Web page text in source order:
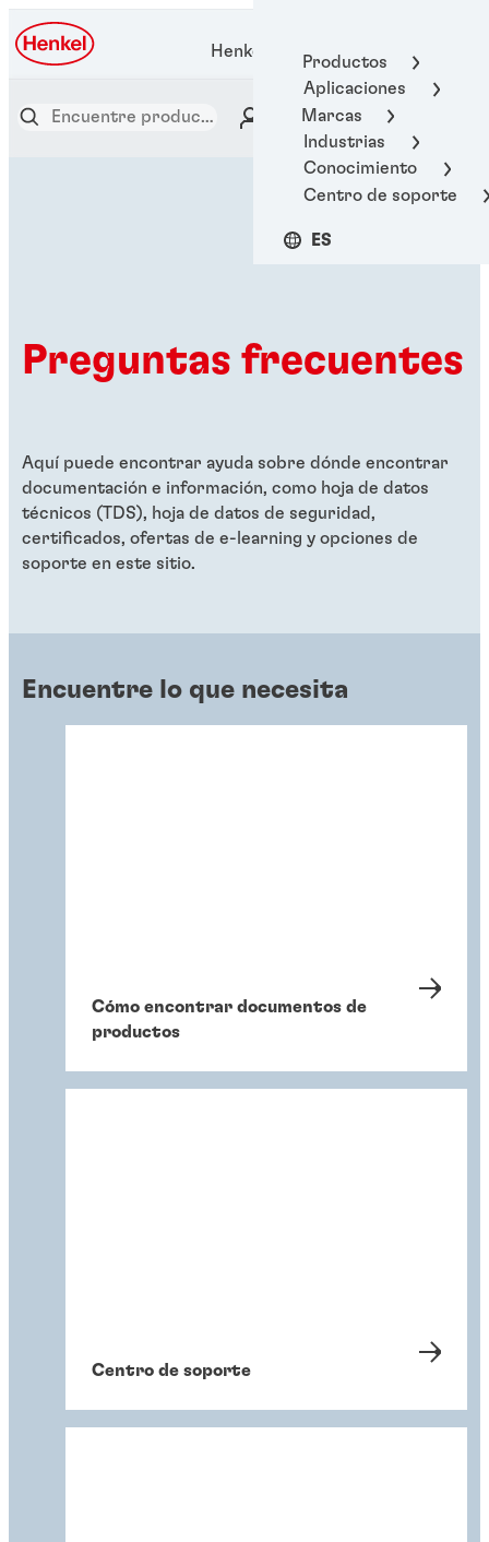
Productos
Aplicaciones
Marcas
Industrias
Conocimiento
Centro de soporte
ES
Henkel Adhesive Technologies
Preguntas frecuentes
Aquí puede encontrar ayuda sobre dónde encontrar
documentación e información, como hoja de datos
técnicos (TDS), hoja de datos de seguridad,
certificados, ofertas de e-learning y opciones de
soporte en este sitio.
Encuentre lo que necesita
Cómo encontrar documentos de
productos
Centro de soporte